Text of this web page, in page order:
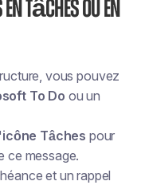
tâches ou en
vous pouvez
To Do ou un
Tâches pour
ce message.
et un rappel